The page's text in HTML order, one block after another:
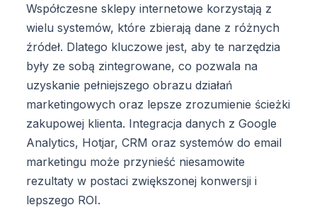
Współczesne sklepy internetowe korzystają z
wielu systemów, które zbierają dane z różnych
źródeł. Dlatego kluczowe jest, aby te narzędzia
były ze sobą zintegrowane, co pozwala na
uzyskanie pełniejszego obrazu działań
marketingowych oraz lepsze zrozumienie ścieżki
zakupowej klienta. Integracja danych z Google
Analytics, Hotjar, CRM oraz systemów do email
marketingu może przynieść niesamowite
rezultaty w postaci zwiększonej konwersji i
lepszego ROI.